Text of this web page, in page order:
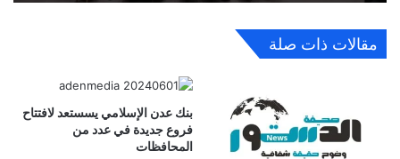
مقالات ذات صلة
بنك عدن الإسلامي يسستعد لافتتاح
فروع جديدة في عدد من
المحافظات